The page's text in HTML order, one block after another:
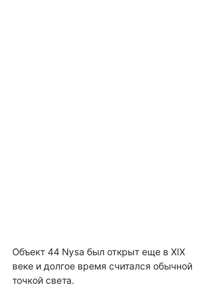
Объект 44 Nysa был открыт еще в XIX
веке и долгое время считался обычной
точкой света.